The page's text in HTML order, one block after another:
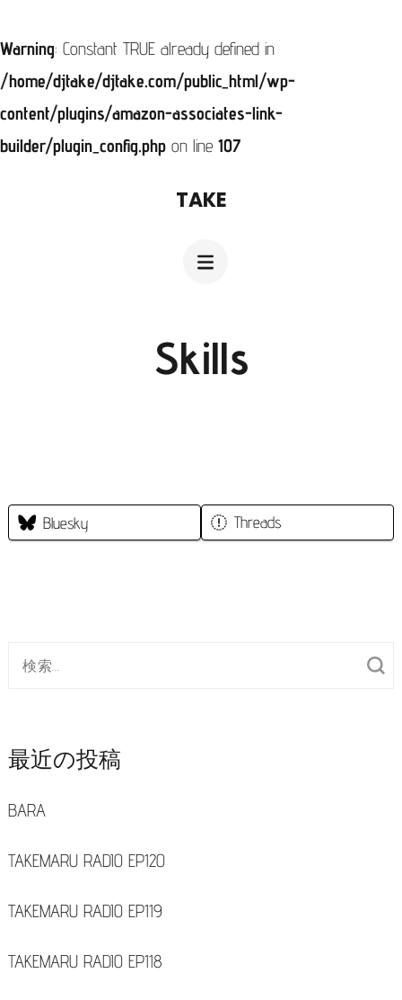
Warning: Constant TRUE already defined in
/home/djtake/djtake.com/public_html/wp-
content/plugins/amazon-associates-link-
builder/plugin_config.php on line 107
(Enter
を
TAKE
Skills
Bluesky Threads
検
象:
最近の投稿
BARA
TAKEMARU RADIO EP120
TAKEMARU RADIO EP119
TAKEMARU RADIO EP118